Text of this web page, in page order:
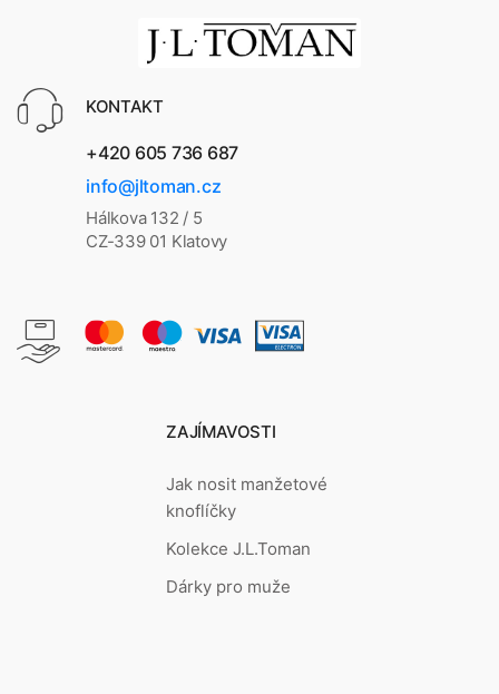
KONTAKT
+420 605 736 687
info@jltoman.cz
Hálkova 132 / 5
CZ-339 01 Klatovy
ZAJÍMAVOSTI
Jak nosit manžetové
knoflíčky
Kolekce J.L.Toman
Dárky pro muže